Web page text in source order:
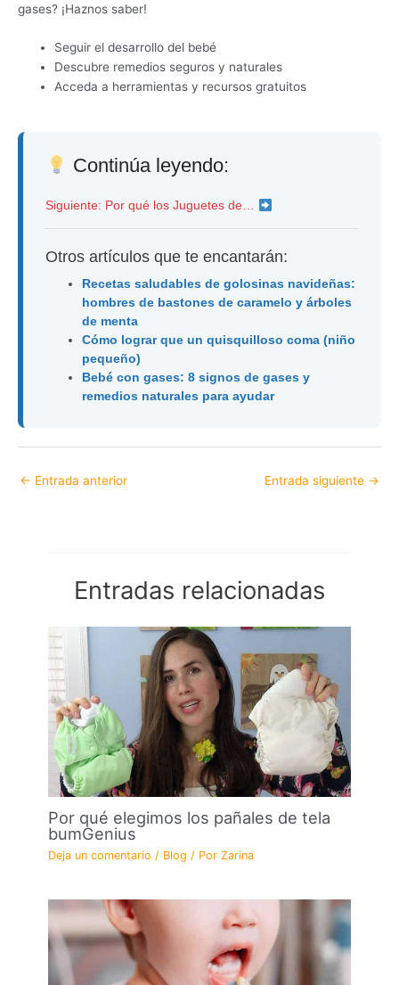
gases? ¡Haznos saber!
Seguir el desarrollo del bebé
Descubre remedios seguros y naturales
Acceda a herramientas y recursos gratuitos
Continúa leyendo:
Siguiente: Por qué los Juguetes de…
Otros artículos que te encantarán:
Recetas saludables de golosinas navideñas:
hombres de bastones de caramelo y árboles
de menta
Cómo lograr que un quisquilloso coma (niño
pequeño)
Bebé con gases: 8 signos de gases y
remedios naturales para ayudar
← Entrada anterior Entrada siguiente →
Entradas relacionadas
Por qué elegimos los pañales de tela
bumGenius
Deja un comentario / Blog / PorZarina